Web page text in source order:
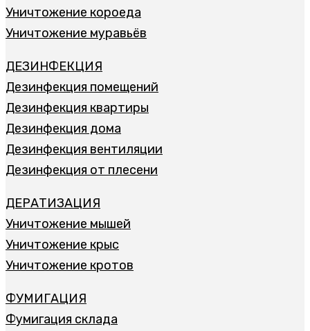
Уничтожение короеда
Уничтожение муравьёв
ДЕЗИНФЕКЦИЯ
Дезинфекция помещений
Дезинфекция квартиры
Дезинфекция дома
Дезинфекция вентиляции
Дезинфекция от плесени
ДЕРАТИЗАЦИЯ
Уничтожение мышей
Уничтожение крыс
Уничтожение кротов
ФУМИГАЦИЯ
Фумигация склада